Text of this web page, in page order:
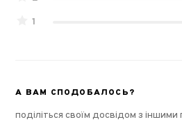
1
А ВАМ СПОДОБАЛОСЬ?
поділіться своїм досвідом з